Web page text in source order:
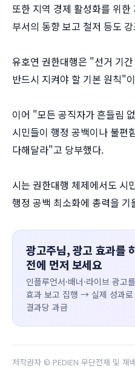
또한 지역 경제 활성화를 위
부서의 동향 보고 철저 등도
유호연 권한대행은 "선거 기
반드시 지켜야 할 기본 원칙"
이어 "모든 공직자가 흔들림
시민들이 행정 공백이나 불편
다해달라"고 당부했다.
시는 권한대행 체제에서도 시
행정 공백 최소화에 총력을 기
광고주님, 광고 효과를
전에 먼저 보세요
인플루언서·배너·라이브 광고
효과 보고 집행 → 실제 성과로
결과당 과금
저작권자 © PEDIEN 무단전재 및 재